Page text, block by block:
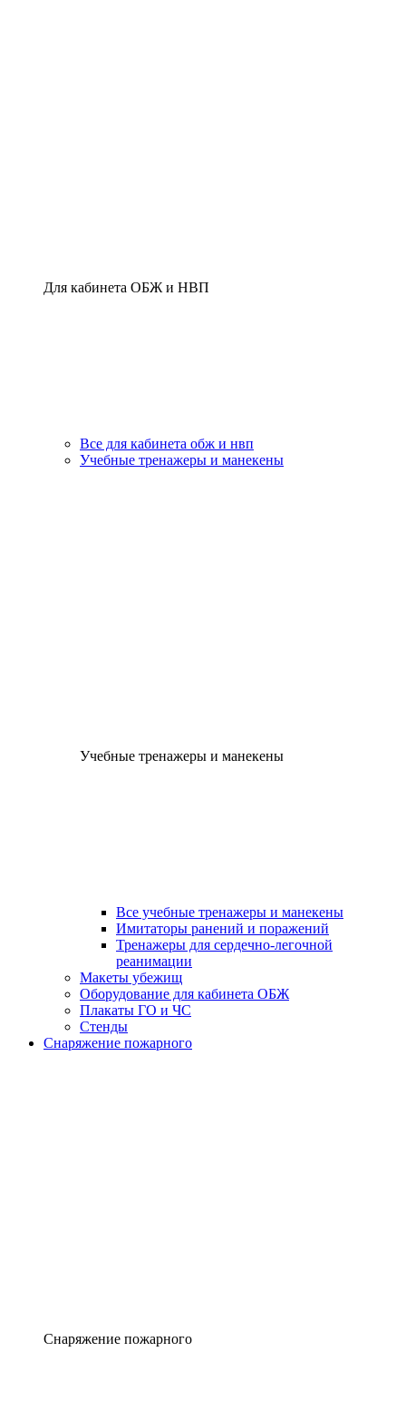
Для кабинета ОБЖ и НВП
Все для кабинета обж и нвп
Учебные тренажеры и манекены
Учебные тренажеры и манекены
Все учебные тренажеры и манекены
Имитаторы ранений и поражений
Тренажеры для сердечно-легочной
реанимации
Макеты убежищ
Оборудование для кабинета ОБЖ
Плакаты ГО и ЧС
Стенды
Снаряжение пожарного
Снаряжение пожарного